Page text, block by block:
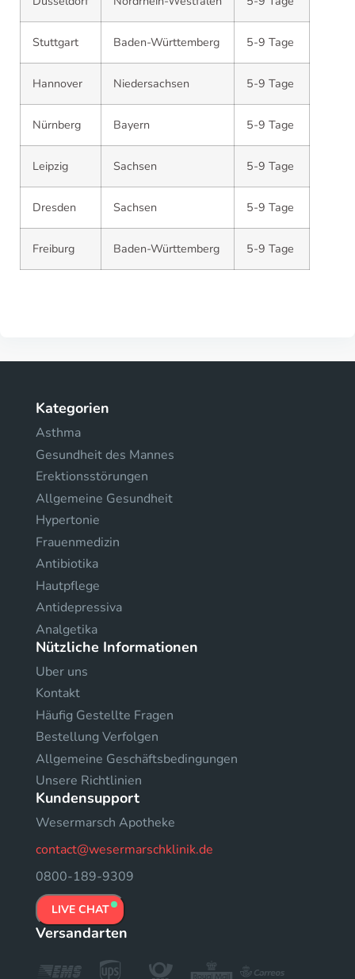
Stuttgart Baden-Württemberg 5-9 Tage
Hannover Niedersachsen 5-9 Tage
Nürnberg Bayern 5-9 Tage
Leipzig Sachsen 5-9 Tage
Dresden Sachsen 5-9 Tage
Freiburg Baden-Württemberg 5-9 Tage
Kategorien
Asthma
Gesundheit des Mannes
Erektionsstörungen
Allgemeine Gesundheit
Hypertonie
Frauenmedizin
Antibiotika
Hautpflege
Antidepressiva
Analgetika
Nützliche Informationen
Uber uns
Kontakt
Häufig Gestellte Fragen
Bestellung Verfolgen
Allgemeine Geschäftsbedingungen
Unsere Richtlinien
Kundensupport
Wesermarsch Apotheke
contact@wesermarschklinik.de
0800-189-9309
LIVE CHAT
Versandarten